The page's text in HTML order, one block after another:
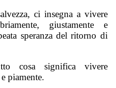
ci insegna a vivere
giustamente e
speranza del ritorno di
cosa significa vivere
piamente.